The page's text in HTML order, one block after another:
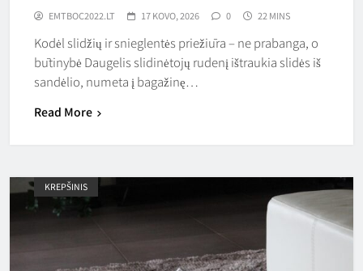
EMTBOC2022.LT 17 KOVO, 2026 0 22 MINS
Kodėl slidžių ir snieglentės priežiūra – ne prabanga, o
būtinybė Daugelis slidinėtojų rudenį ištraukia slidės iš
sandėlio, numeta į bagažinę…
Read More
KREPŠINIS